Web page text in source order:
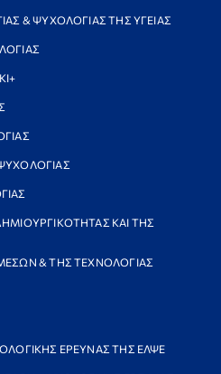
& ΨΥΧΟΛΟΓΙΑΣ ΤΗΣ ΥΓΕΙΑΣ
ΚΑΙ ΤΗΣ
& ΤΗΣ ΤΕΧΝΟΛΟΓΙΑΣ
ΕΡΕΥΝΑΣ ΤΗΣ ΕΛΨΕ